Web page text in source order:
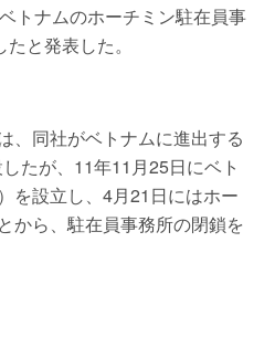
トナムのホーチミン駐在員事
と発表した。
、同社がベトナムに進出する
たが、11年11月25日にベト
を設立し、4月21日にはホー
から、駐在員事務所の閉鎖を